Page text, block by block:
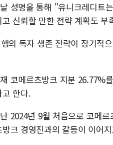
성명을 통해 "유니크레디트
신뢰할 만한 전략 계획도 부
의 독자 생존 전략이 장기적
코메르츠방크 지분 26.77%
한다.
2024년 9월 처음으로 코메
크 경영진과의 갈등이 이어